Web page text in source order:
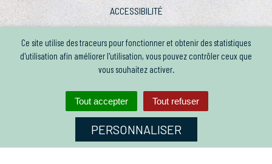
Ce site utilise des traceurs pour fonctionner et obtenir des statistiques
d'utilisation afin améliorer l'utilisation, vous pouvez contrôler ceux que
vous souhaitez activer.
Tout accepter Tout refuser
PERSONNALISER
ACCESSIBILITÉ